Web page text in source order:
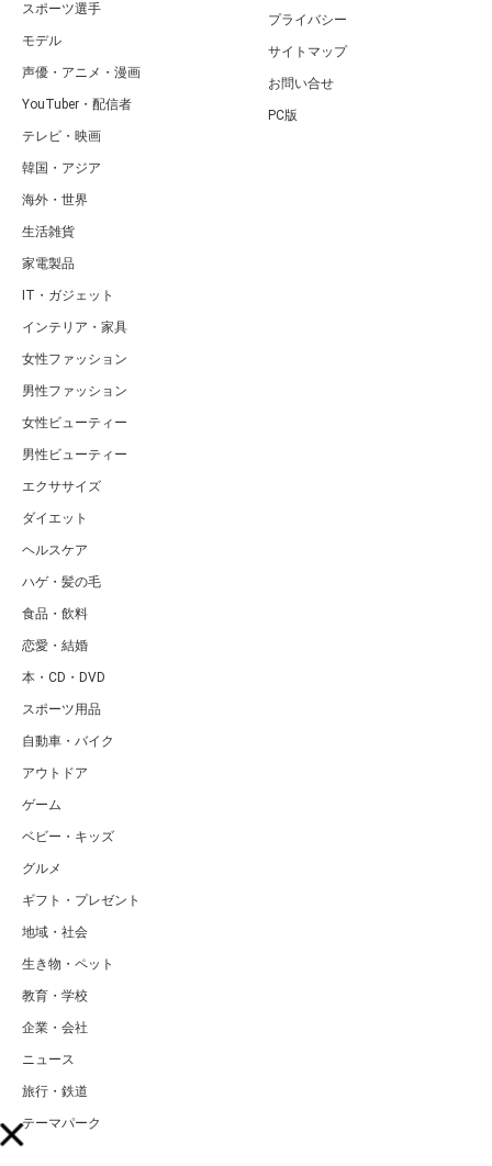
スポーツ選手
モデル
声優・アニメ・漫画
YouTuber・配信者
テレビ・映画
韓国・アジア
海外・世界
生活雑貨
家電製品
IT・ガジェット
インテリア・家具
女性ファッション
男性ファッション
女性ビューティー
男性ビューティー
エクササイズ
ダイエット
ヘルスケア
ハゲ・髪の毛
食品・飲料
恋愛・結婚
本・CD・DVD
スポーツ用品
自動車・バイク
アウトドア
ゲーム
ベビー・キッズ
グルメ
ギフト・プレゼント
地域・社会
生き物・ペット
教育・学校
企業・会社
ニュース
旅行・鉄道
テーマパーク
プライバシー
サイトマップ
お問い合せ
PC版